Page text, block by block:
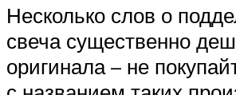
Несколько слов о
свеча существенно
оригинала – не